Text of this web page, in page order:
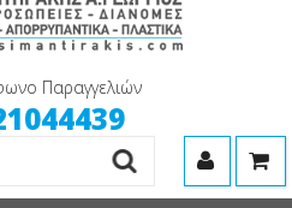
Παραγγελιών